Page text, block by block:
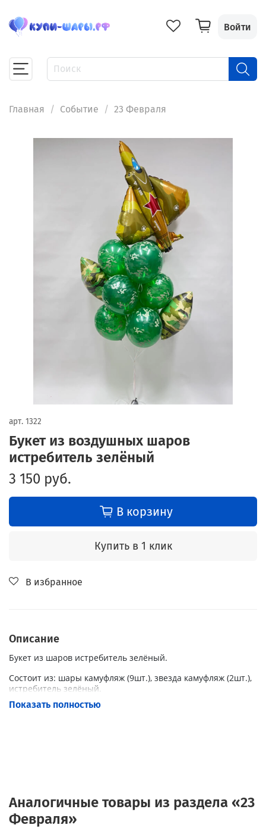
Войти
Главная Событие 23 Февраля
арт. 1322
Букет из воздушных шаров
истребитель зелёный
3 150 руб.
В корзину
Купить в 1 клик
В избранное
Описание
Букет из шаров истребитель зелёный.
Состоит из: шары камуфляж (9шт.), звезда камуфляж (2шт.),
истребитель зелёный.
Наполнение: Гелий.
Показать полностью
Аналогичные товары из раздела «23
Февраля»